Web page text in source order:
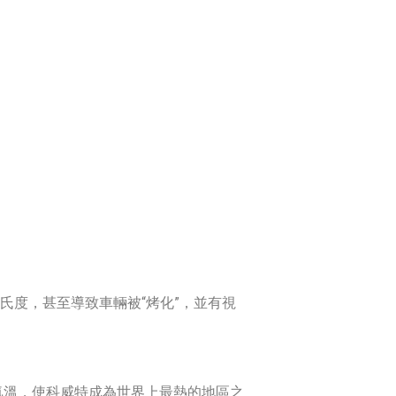
，甚至導致車輛被“烤化”，並有視
，使科威特成為世界上最熱的地區之